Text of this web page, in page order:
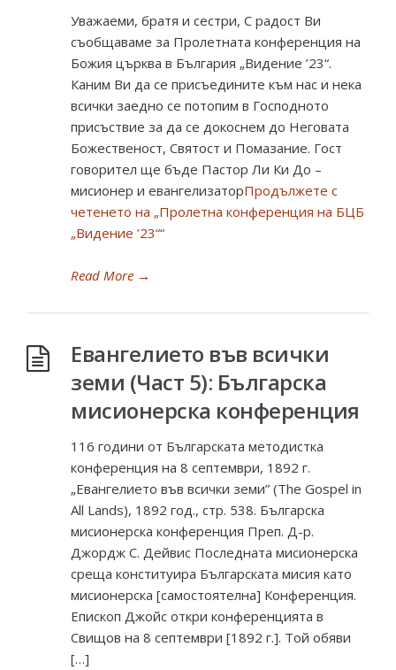
Уважаеми, братя и сестри, С радост Ви
съобщаваме за Пролетната конференция на
Божия църква в България „Видение ’23“.
Каним Ви да се присъедините към нас и нека
всички заедно се потопим в Господното
присъствие за да се докоснем до Неговата
Божественост, Святост и Помазание. Гост
говорител ще бъде Пастор Ли Ки До –
мисионер и евангелизаторПродължете с
четенето на „Пролетна конференция на БЦБ
„Видение ’23““
Read More →
Евангелието във всички
земи (Част 5): Българска
мисионерска конференция
116 години от Българската методистка
конференция на 8 септември, 1892 г.
„Евангелието във всички земи” (The Gospel in
All Lands), 1892 год., стр. 538. Българска
мисионерска конференция Преп. Д-р.
Джордж С. Дейвис Последната мисионерска
среща конституира Българската мисия като
мисионерска [самостоятелна] Конференция.
Епископ Джойс откри конференцията в
Свищов на 8 септември [1892 г.]. Той обяви
[…]